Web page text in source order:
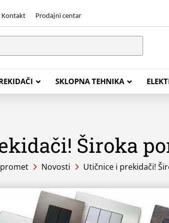
Kontakt Prodajni centar
SKLOPNA TEHNIKA
KABELI
(H05VV-F)
L (H03VV-F)
FG16OR
NHXH
PP00
PP00-A
Široka
Novosti Utičnice i prekidači!